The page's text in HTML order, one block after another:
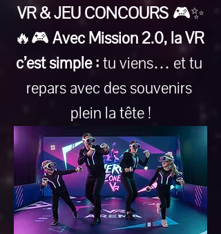
VR & JEU CONCOURS 🎮✨
🔥🎮 Avec Mission 2.0, la VR
c’est simple : tu viens… et tu
repars avec des souvenirs
plein la tête !